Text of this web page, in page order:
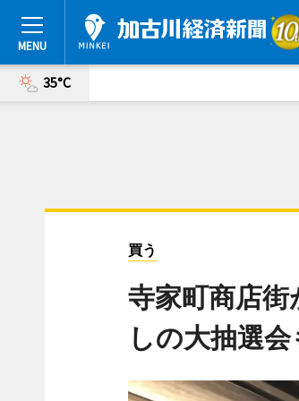
35°C
買う
寺家町商店
しの大抽選会